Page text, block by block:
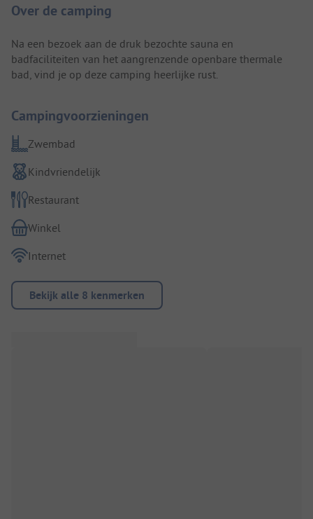
Over de camping
Na een bezoek aan de druk bezochte sauna en
badfaciliteiten van het aangrenzende openbare thermale
bad, vind je op deze camping heerlijke rust.
Campingvoorzieningen
Zwembad
Kindvriendelijk
Restaurant
Winkel
Internet
Bekijk alle 8 kenmerken